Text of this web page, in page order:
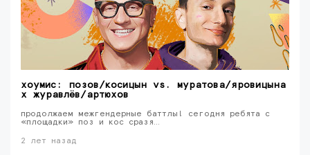
хоумис: позов/косицын vs. муратова/яровицына
x журавлёв/артюхов
продолжаем межгендерные баттлы! сегодня ребята с
«площадки» поз и кос сразя…
2 лет назад